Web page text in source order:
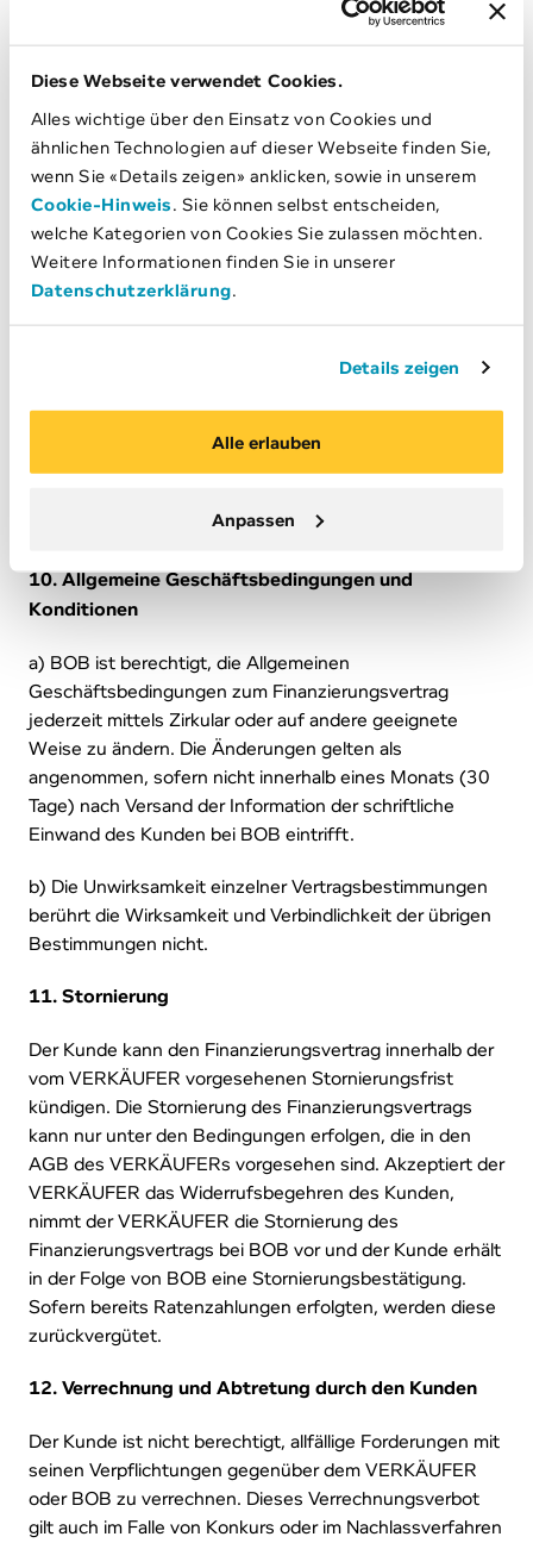
Diese Webseite verwendet Cookies.
Alles wichtige über den Einsatz von Cookies und
ähnlichen Technologien auf dieser Webseite finden Sie,
wenn Sie «Details zeigen» anklicken, sowie in unserem
Cookie-Hinweis . Sie können selbst entscheiden,
welche Kategorien von Cookies Sie zulassen möchten.
Weitere Informationen finden Sie in unserer
Datenschutzerklärung
Details zeigen
Alle erlauben
Anpassen
Kosten werden dem Kunden gemäss Verursacherprinzip
und Weitergabe der Forderung an ein Inkassobüro ist
dieses berechtigt, dem Kunden eine
Umtriebsentschädigung zu belasten.
8. Mahngebühren
Die Mahngebühren für verspätete Ratenzahlung
Mahnung CHF 25 und für die 3. Mahnung CHF 30. Die
9. Vorzeitige Erfüllung
Der Kunde kann auf seinen Wunsch hin die Pflichten aus
restlichen Kaufpreis in einer Einmal-Zahlung leisten.
10. Allgemeine Geschäftsbedingungen und
Konditionen
a) BOB ist berechtigt, die Allgemeinen
Geschäftsbedingungen zum Finanzierungsvertrag
jederzeit mittels Zirkular oder auf andere geeignete
Weise zu ändern. Die Änderungen gelten als
angenommen, sofern nicht innerhalb eines Monats (30
Tage) nach Versand der Information der schriftliche
Einwand des Kunden bei BOB eintrifft.
b) Die Unwirksamkeit einzelner Vertragsbestimmungen
berührt die Wirksamkeit und Verbindlichkeit der übrigen
Bestimmungen nicht.
11. Stornierung
Der Kunde kann den Finanzierungsvertrag innerhalb der
vom VERKÄUFER vorgesehenen Stornierungsfrist
kündigen. Die Stornierung des Finanzierungsvertrags
kann nur unter den Bedingungen erfolgen, die in den
AGB des VERKÄUFERs vorgesehen sind. Akzeptiert der
VERKÄUFER das Widerrufsbegehren des Kunden,
nimmt der VERKÄUFER die Stornierung des
Finanzierungsvertrags bei BOB vor und der Kunde erhält
in der Folge von BOB eine Stornierungsbestätigung.
Sofern bereits Ratenzahlungen erfolgten, werden diese
zurückvergütet.
12. Verrechnung und Abtretung durch den Kunden
Der Kunde ist nicht berechtigt, allfällige Forderungen mit
seinen Verpflichtungen gegenüber dem VERKÄUFER
oder BOB zu verrechnen. Dieses Verrechnungsverbot
gilt auch im Falle von Konkurs oder im Nachlassverfahren